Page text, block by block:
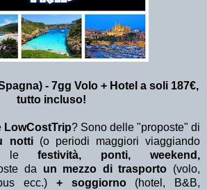
- 7gg Volo + Hotel a soli 187€,
tutto incluso!
LowCostTrip? Sono delle "proposte" di
notti (o periodi maggiori viaggiando
lefestività, ponti, weekend,
da un mezzo di trasporto (volo,
ecc.) + soggiorno(hotel, B&B,